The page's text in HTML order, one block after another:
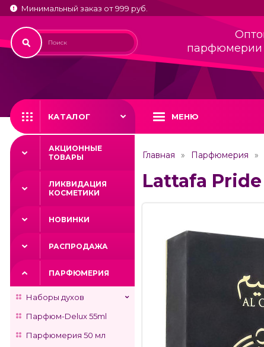
Минимальный заказ от 999 руб.
парфюмерии
КАТАЛОГ МЕНЮ
АКЦИОННЫЕ
ТОВАРЫ
ЛИКВИДАЦИЯ
КОСМЕТИКИ
НОВИНКИ
РАСПРОДАЖА
ПАРФЮМЕРИЯ
Наборы духов
Парфюм-Delux 55ml
Парфюмерия 50 мл
Главная Парфюмерия
Lattafa